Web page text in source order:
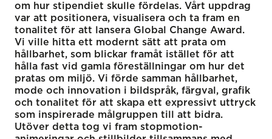
om hur stipendiet skulle fördelas. Vårt uppdrag
var att positionera, visualisera och ta fram en
tonalitet för att lansera Global Change Award.
Vi ville hitta ett modernt sätt att prata om
hållbarhet, som blickar framåt istället för att
hålla fast vid gamla föreställningar om hur det
pratas om miljö. Vi förde samman hållbarhet,
mode och innovation i bildspråk, färgval, grafik
och tonalitet för att skapa ett expressivt uttryck
som inspirerade målgruppen till att bidra.
Utöver detta tog vi fram stopmotion-